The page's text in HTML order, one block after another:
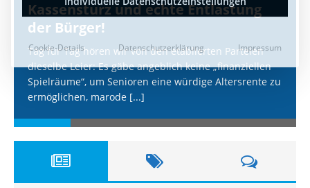
Kassensturz und echte Entlastung
der Bürger!
Tag für Tag hören wir von den etablierten Parteien
dieselbe Leier: Es gäbe angeblich keine „finanziellen
Spielräume“, um Senioren eine würdige Altersrente zu
ermöglichen, marode [...]